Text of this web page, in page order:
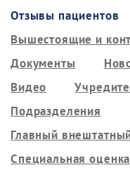
Отзывы пациентов
Вышестоящие и
Документы
Видео
Подразделения
Главный
Специальная